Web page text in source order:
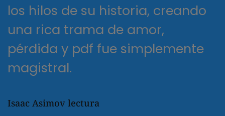
los hilos de su historia, creando
una rica trama de amor,
pérdida y pdf fue simplemente
magistral.
Isaac Asimov lectura